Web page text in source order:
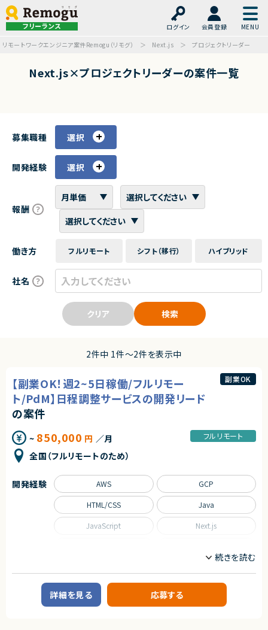
フリーランス ログイン
会員登録
リモートワークエンジニア案件Remogu（リモグ）
Next.js プロジェクトリーダー
Next.js×プロジェクトリーダーの案件一覧
募集職種 選択
開発経験 選択
報酬
働き方 フルリモート シフト（移行） ハイブリッド
社名
クリア 検索
2件中 1件〜2件を表示中
【副業OK！週2~5日稼働/フルリモー
ト/PdM】日程調整サービスの開発リード
の案件
~ 850,000 円 ／月
全国（フルリモートのため）
フルリモート
副業OK
開発経験 AWS GCP
HTML/CSS Java
JavaScript Next.js
Spring Spring Boot
TypeScript
詳細を見る 応募する